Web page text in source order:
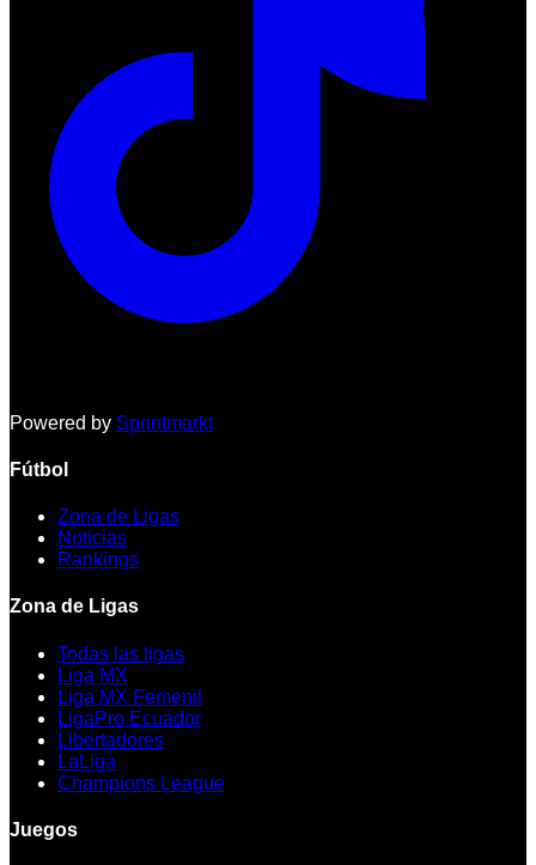
Powered by Sprintmarkt
Fútbol
Zona de Ligas
Noticias
Rankings
Zona de Ligas
Todas las ligas
Liga MX
Liga MX Femenil
LigaPro Ecuador
Libertadores
LaLiga
Champions League
Juegos